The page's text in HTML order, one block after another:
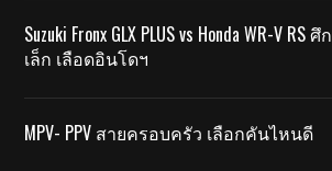
Suzuki Fronx GLX PLUS vs Honda WR-V
เล็ก เลือดอินโดฯ
MPV- PPV สายครอบครัว เลือกคันไหนดี